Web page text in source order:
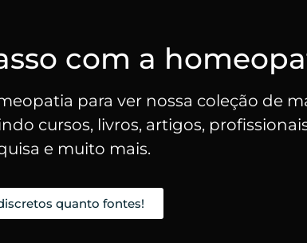
com a
para ver nossa coleção de
cursos, livros, artigos,
e muito mais.
quanto fontes!